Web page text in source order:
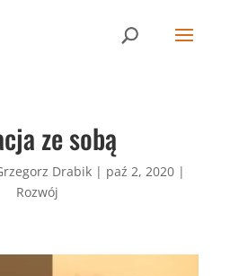
ze sobą
Drabik| paź 2, 2020|
Rozwój